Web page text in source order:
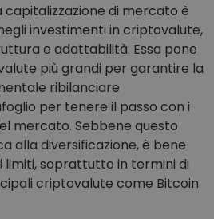
capitalizzazione di mercato è
investimenti in criptovalute,
e adattabilità. Essa pone
più grandi per garantire la
ribilanciare
per tenere il passo con i
mercato. Sebbene questo
alla diversificazione, è bene
limiti, soprattutto in termini di
criptovalute come Bitcoin